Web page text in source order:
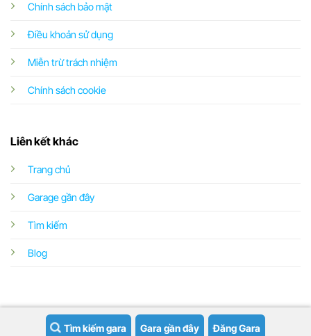
Chính sách bảo mật
Điều khoản sử dụng
Miễn trừ trách nhiệm
Chính sách cookie
Liên kết khác
Trang chủ
Garage gần đây
Tìm kiếm
Blog
Copyright 2026 ©Garageoto.vn
Tìm kiếm gara Gara gần đây Đăng Gara